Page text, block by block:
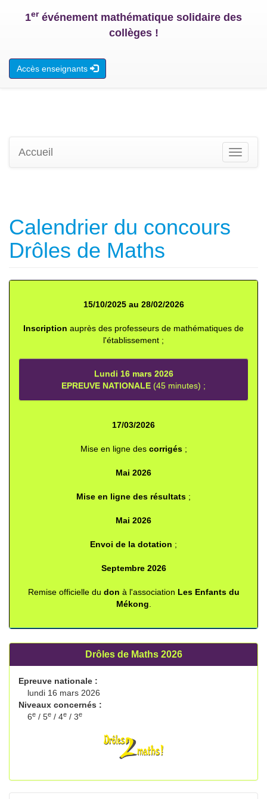
1erévénement mathématique solidaire des
collèges !
Accès enseignants
Toggle
Accueil
Calendrier du concours
Drôles de Maths
15/10/2025 au 28/02/2026
Inscription auprès des professeurs de mathématiques de
l'établissement ;
Lundi 16 mars 2026
EPREUVE NATIONALE (45 minutes) ;
17/03/2026
Mise en ligne des corrigés;
Mai 2026
Mise en ligne des résultats ;
Mai 2026
Envoi de la dotation ;
Septembre 2026
Remise officielle du don à l'association Les Enfants du
Mékong
Drôles de Maths 2026
Epreuve nationale :
lundi 16 mars 2026
Niveaux concernés :
6e / 5e / 4e / 3e